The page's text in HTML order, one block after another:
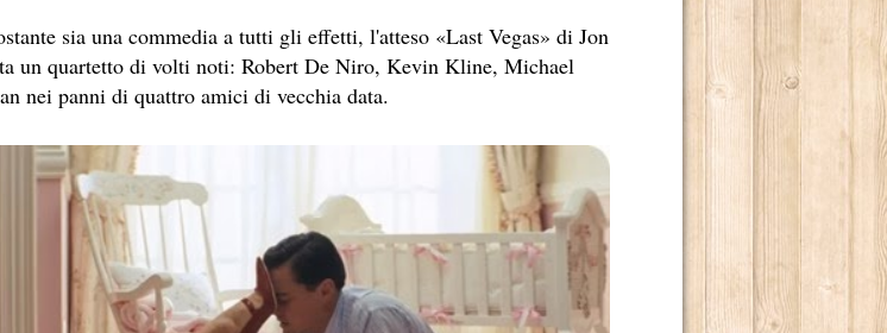
sia una commedia a tutti gli effetti, l'atteso «Last Vegas» di Jon
un quartetto di volti noti: Robert De Niro, Kevin Kline, Michael
nei panni di quattro amici di vecchia data.